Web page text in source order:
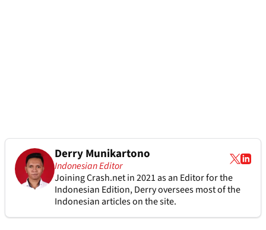
Derry Munikartono
Indonesian Editor
Joining Crash.net in 2021 as an Editor for the
Indonesian Edition, Derry oversees most of the
Indonesian articles on the site.